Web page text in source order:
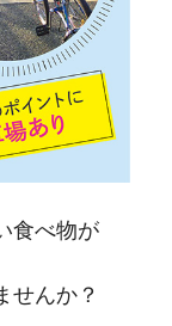
食べ物が
せんか？